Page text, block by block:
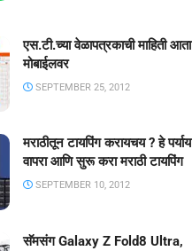
एस.टी.च्या वेळापत्रकाची माहिती आता
मोबाईलवर
SEPTEMBER 25, 2012
मराठीतून टायपिंग करायचय ? हे पर्याय
वापरा आणि सुरू करा मराठी टायपिंग
SEPTEMBER 10, 2012
सॅमसंग Galaxy Z Fold8 Ultra,